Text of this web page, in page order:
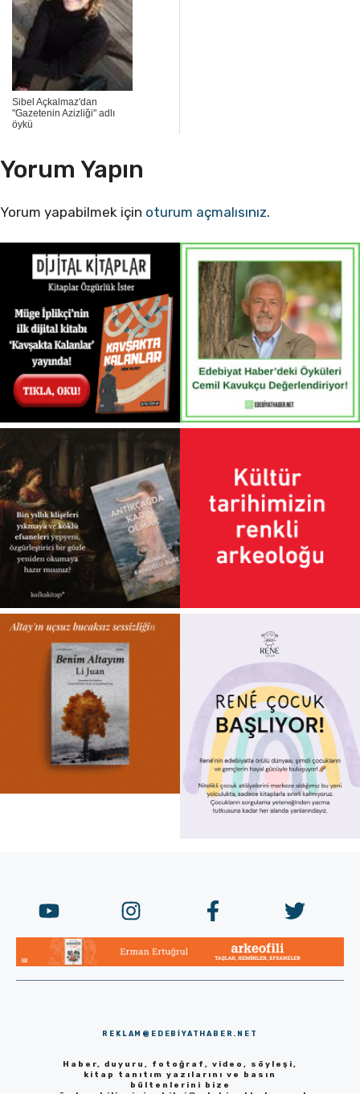
Sibel Açkalmaz'dan
"Gazetenin Azizliği" adlı
öykü
Yorum Yapın
Yorum yapabilmek için oturum açmalısınız.
REKLAM@EDEBIYATHABER.NET
Haber, duyuru, fotoğraf, video, söyleşi,
kitap tanıtım yazılarını ve basın
bültenlerini bize